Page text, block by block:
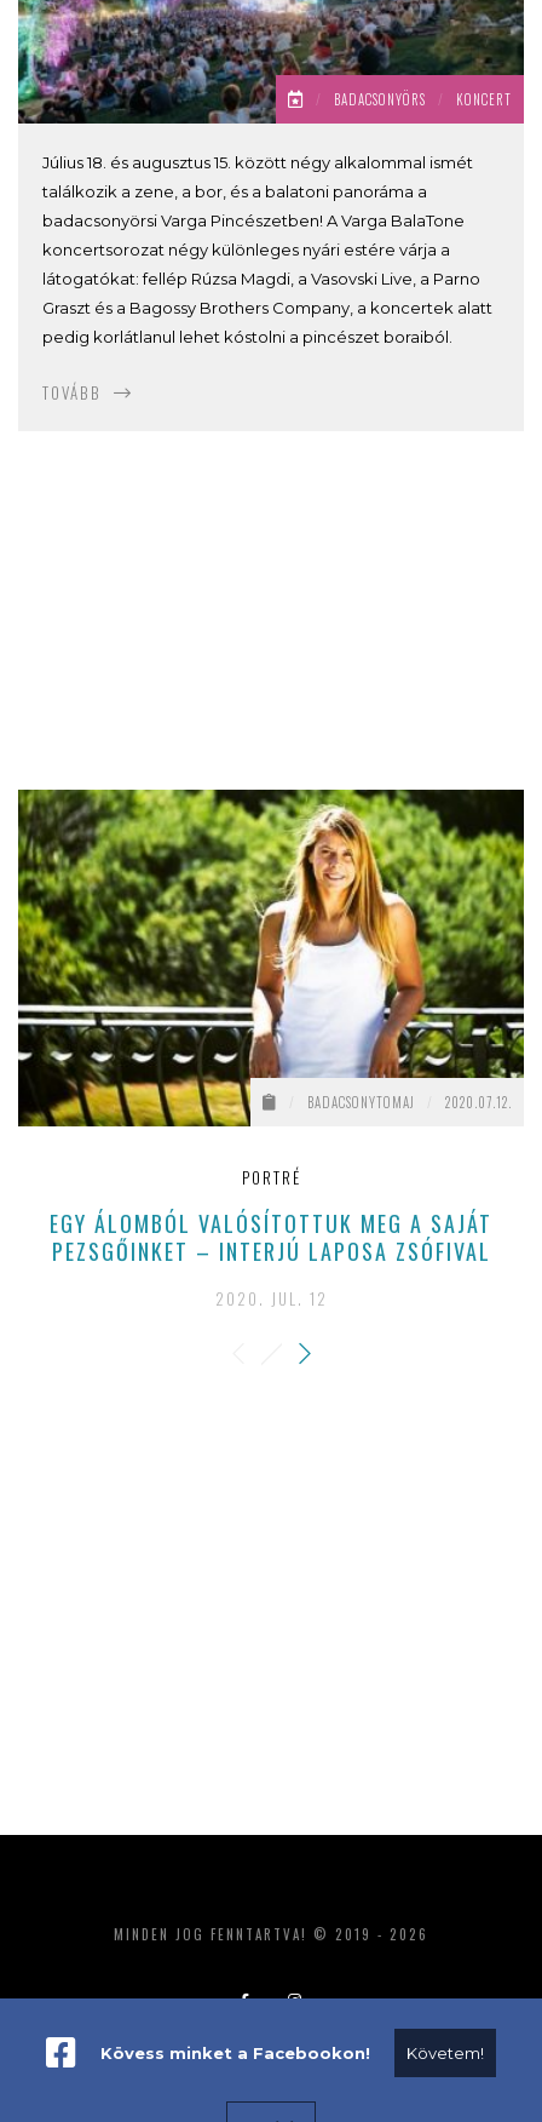
/ BADACSONYÖRS / KONCERT
Július 18. és augusztus 15. között négy alkalommal ismét
találkozik a zene, a bor, és a balatoni panoráma a
badacsonyörsi Varga Pincészetben! A Varga BalaTone
koncertsorozat négy különleges nyári estére várja a
látogatókat: fellép Rúzsa Magdi, a Vasovski Live, a Parno
Graszt és a Bagossy Brothers Company, a koncertek alatt
pedig korlátlanul lehet kóstolni a pincészet boraiból.
TOVÁBB
BADACSONYTOMAJ 2020.07.12.
PORTRÉ
EGY ÁLOMBÓL VALÓSÍTOTTUK MEG A SAJÁT
PEZSGŐINKET – INTERJÚ LAPOSA ZSÓFIVAL
2020. JUL. 12
MINDEN JOG FENNTARTVA! © 2019 - 2026
ADATKEZELÉS IMPRESSZUM MÉDIAAJÁNLAT
Kövess minket a Facebookon! Követem!